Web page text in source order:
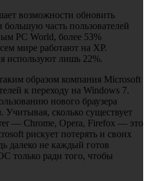
возможности обновить
большую часть пользователей
PC World, более 53%
мире работают на XP.
используют лишь 22%.
образом компания Microsoft
к переходу на Windows 7.
нового браузера
сколько существует
— Chrome, Opera, Firefox — это
рискует потерять и своих
далеко не каждый готов
только ради того, чтобы